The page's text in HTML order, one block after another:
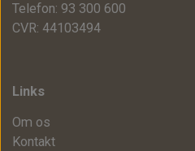
Telefon: 93 300 600
CVR: 44103494
Links
Om os
Kontakt